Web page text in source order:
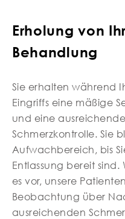
Erholung von
Behandlung
Sie erhalten während
Eingriffs eine mäßige
und eine ausreichende
Schmerzkontrolle. Sie
Aufwachbereich, bis
Entlassung bereit sind.
es vor, unsere
Beobachtung über
ausreichenden